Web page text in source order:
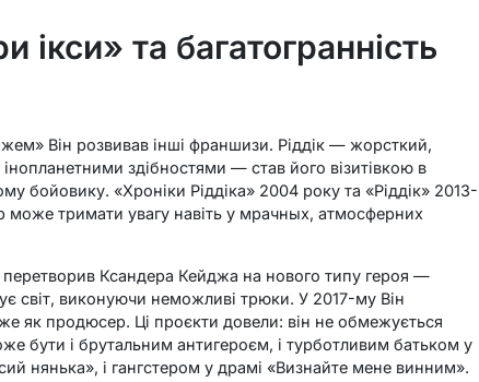
ікси» та багатогранність
Він розвивав інші франшизи. Ріддік — жорсткий,
здібностями — став його візитівкою в
бойовику. «Хроніки Ріддіка» 2004 року та «Ріддік» 2013-
може тримати увагу навіть у мрачных, атмосферних
перетворив Ксандера Кейджа на нового типу героя —
світ, виконуючи неможливі трюки. У 2017-му Він
як продюсер. Ці проєкти довели: він не обмежується
бути і брутальним антигероєм, і турботливим батьком у
нянька», і гангстером у драмі «Визнайте мене винним».